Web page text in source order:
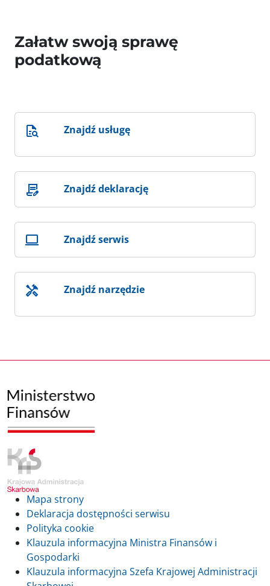
Załatw swoją sprawę
podatkową
Znajdź usługę
Znajdź deklarację
Znajdź serwis
Znajdź narzędzie
Mapa strony
Deklaracja dostępności serwisu
Polityka cookie
Klauzula informacyjna Ministra Finansów i
Gospodarki
Klauzula informacyjna Szefa Krajowej Administracji